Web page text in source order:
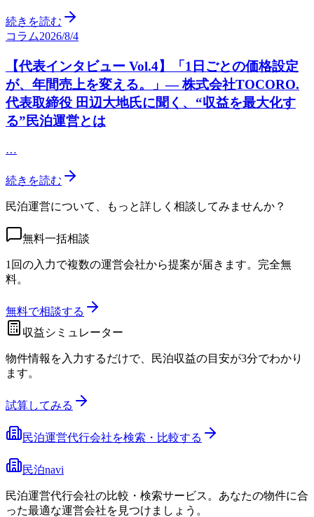
続きを読む
コラム2026/8/4
【代表インタビュー Vol.4】「1日ごとの価格設定
が、年間売上を変える。」— 株式会社TOCORO.
代表取締役 田辺大地氏に聞く、“収益を最大化す
る”民泊運営とは
…
続きを読む
民泊運営について、もっと詳しく相談してみませんか？
無料一括相談
1回の入力で複数の運営会社から提案が届きます。完全無
料。
無料で相談する
収益シミュレーター
物件情報を入力するだけで、民泊収益の目安が3分でわかり
ます。
試算してみる
民泊運営代行会社を検索・比較する
民泊navi
民泊運営代行会社の比較・検索サービス。あなたの物件に合
った最適な運営会社を見つけましょう。